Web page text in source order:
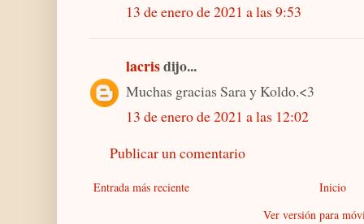
13 de enero de 2021 a las 9:53
lacrisdijo...
Muchas gracias Sara y Koldo.<3
13 de enero de 2021 a las 12:02
Publicar un comentario
Entrada más reciente
Inicio
Ver versión para